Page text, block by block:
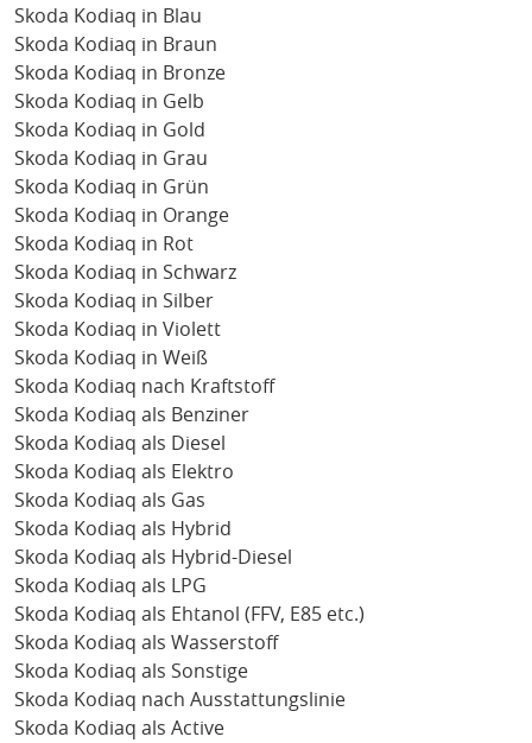
Skoda Kodiaq in Blau
Skoda Kodiaq in Braun
Skoda Kodiaq in Bronze
Skoda Kodiaq in Gelb
Skoda Kodiaq in Gold
Skoda Kodiaq in Grau
Skoda Kodiaq in Grün
Skoda Kodiaq in Orange
Skoda Kodiaq in Rot
Skoda Kodiaq in Schwarz
Skoda Kodiaq in Silber
Skoda Kodiaq in Violett
Skoda Kodiaq in Weiß
Skoda Kodiaq nach Kraftstoff
Skoda Kodiaq als Benziner
Skoda Kodiaq als Diesel
Skoda Kodiaq als Elektro
Skoda Kodiaq als Gas
Skoda Kodiaq als Hybrid
Skoda Kodiaq als Hybrid-Diesel
Skoda Kodiaq als LPG
Skoda Kodiaq als Ehtanol (FFV, E85 etc.)
Skoda Kodiaq als Wasserstoff
Skoda Kodiaq als Sonstige
Skoda Kodiaq nach Ausstattungslinie
Skoda Kodiaq als Active